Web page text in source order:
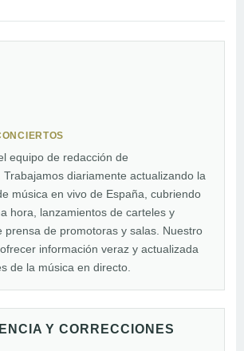
equipo de redacción de
Trabajamos diariamente actualizando la
música en vivo de España, cubriendo
hora, lanzamientos de carteles y
prensa de promotoras y salas. Nuestro
información veraz y actualizada
de la música en directo.
Y CORRECCIONES